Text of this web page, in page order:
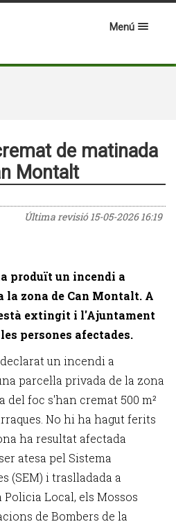
Menú
de matinada
Montalt
Última revisió15-05-2026 16:19
produït un incendi a
zona de Can Montalt. A
extingit i l'Ajuntament
persones afectades.
un incendi a
parcel·la privada de la zona
del foc s'han cremat 500 m²
No hi ha hagut ferits
ha resultat afectada
atesa pel Sistema
(SEM) i traslladada a
Policia Local, els Mossos
de Bombers de la